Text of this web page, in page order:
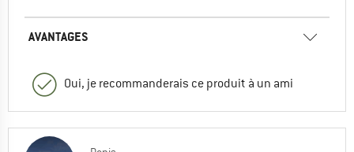
AVANTAGES
Oui, je recommanderais ce produit à un ami